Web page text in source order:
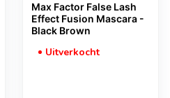
Max Factor False Lash
Effect Fusion Mascara -
Black Brown
Uitverkocht